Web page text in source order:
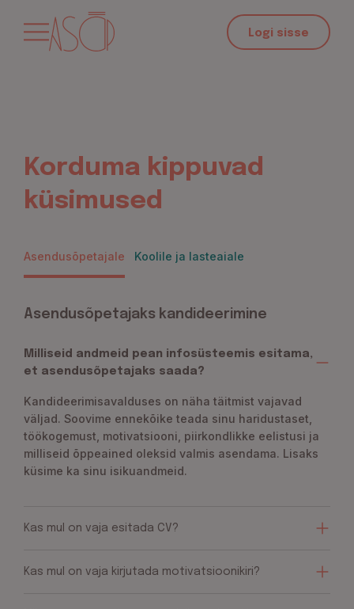
Logi sisse
Korduma kippuvad
küsimused
Asendusõpetajale Koolile ja lasteaiale
Asendusõpetajaks kandideerimine
Milliseid andmeid pean infosüsteemis esitama,
et asendusõpetajaks saada?
Kandideerimisavalduses on näha täitmist vajavad
väljad. Soovime ennekõike teada sinu haridustaset,
töökogemust, motivatsiooni, piirkondlikke eelistusi ja
milliseid õppeained oleksid valmis asendama. Lisaks
küsime ka sinu isikuandmeid.
Kas mul on vaja esitada CV?
Kas mul on vaja kirjutada motivatsioonikiri?